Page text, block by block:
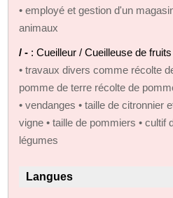
• employé et gestion d'un
animaux
/ - : Cueilleur / Cueilleuse de fruits
• travaux divers comme récolte
pomme de terre récolte de
• vendanges • taille de citronnier
vigne • taille de pommiers • cultif
légumes
Langues